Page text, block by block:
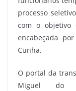
processo
com o objetivo
encabeçada
Cunha.
O portal da
Miguel do